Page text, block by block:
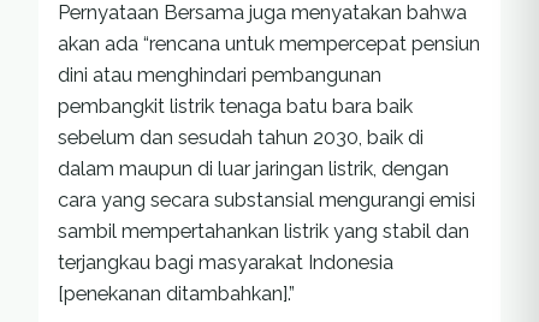
Pernyataan Bersama juga menyatakan bahwa
akan ada “rencana untuk mempercepat pensiun
dini atau menghindari pembangunan
pembangkit listrik tenaga batu bara baik
sebelum dan sesudah tahun 2030, baik di
dalam maupun di luar jaringan listrik, dengan
cara yang secara substansial mengurangi emisi
sambil mempertahankan listrik yang stabil dan
terjangkau bagi masyarakat Indonesia
[penekanan ditambahkan].”